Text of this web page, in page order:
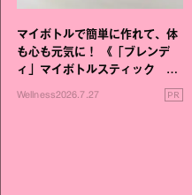
マイボトルで簡単に作れて、体
も心も元気に！ 《「ブレンデ
ィ」マイボトルスティック い
いこと毎日》シリーズが誕生
Wellness2026.7.27 PR